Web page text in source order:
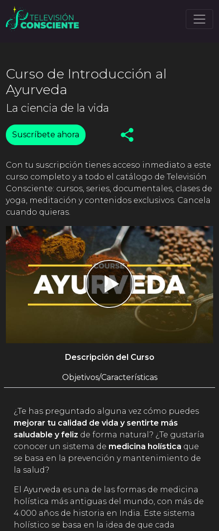
Curso de Introducción al
Ayurveda
La ciencia de la vida
Suscríbete ahora
Con tu suscripción tienes acceso inmediato a este
curso completo y a todo el catálogo de Televisión
Consciente: cursos, series, documentales, clases de
yoga, meditación y contenidos exclusivos. Cancela
cuando quieras.
Descripción del Curso
Objetivos/Características
¿Te has preguntado alguna vez cómo puedes
mejorar tu calidad de vida y sentirte más
saludable y feliz de forma natural? ¿Te gustaría
conocer un sistema de medicina holística que
se basa en la prevención y mantenimiento de
la salud?
El Ayurveda es una de las formas de medicina
holística más antiguas del mundo, con más de
4.000 años de historia en India. Este sistema
holístico se basa en la idea de que cada